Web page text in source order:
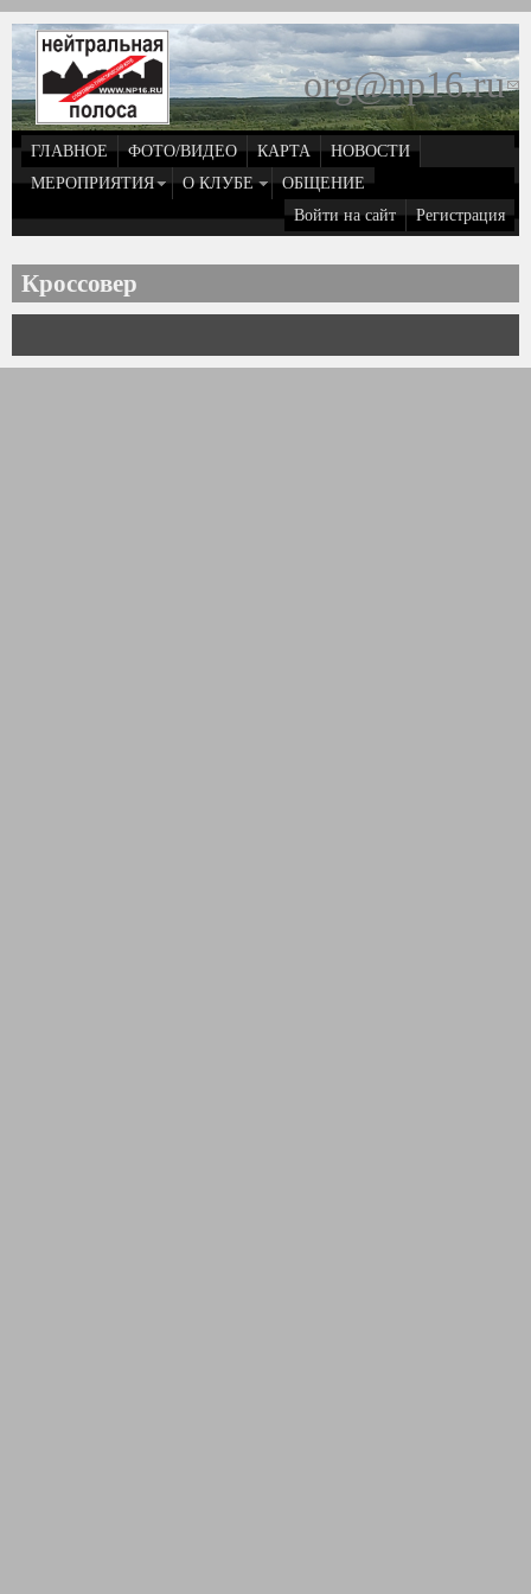
Перейти к основному содержанию
org@np16.ru
ГЛАВНОЕ ФОТО/ВИДЕО КАРТА
НОВОСТИ
МЕРОПРИЯТИЯ
О КЛУБЕ
ОБЩЕНИЕ
Войти на сайт
Регистрация
Кроссовер